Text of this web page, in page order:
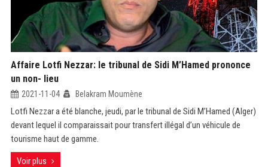
Affaire Lotfi Nezzar: le tribunal de Sidi M’Hamed prononce
un non- lieu
2021-11-04 Belakram Moumène
Lotfi Nezzar a été blanche, jeudi, par le tribunal de Sidi M’Hamed (Alger)
devant lequel il comparaissait pour transfert illégal d’un véhicule de
tourisme haut de gamme.
Voir plus